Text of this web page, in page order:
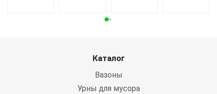
Каталог
Вазоны
Урны для мусора